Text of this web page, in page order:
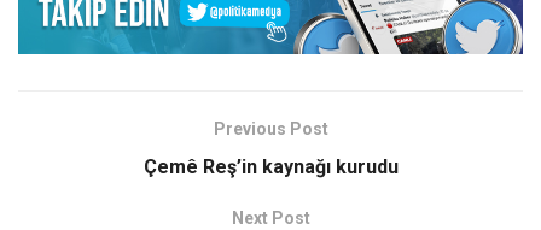
Previous Post
Çemê Reş’in kaynağı kurudu
Next Post